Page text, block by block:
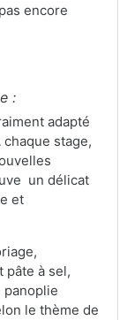
encore
:
adapté
stage,
un délicat
et
pâte à sel,
le thème de